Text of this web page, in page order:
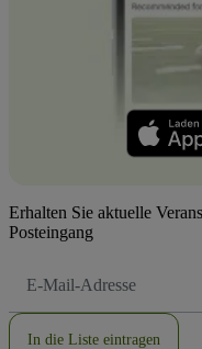
Erhalten Sie aktuelle
Posteingang
Mail-
In die Liste eintragen